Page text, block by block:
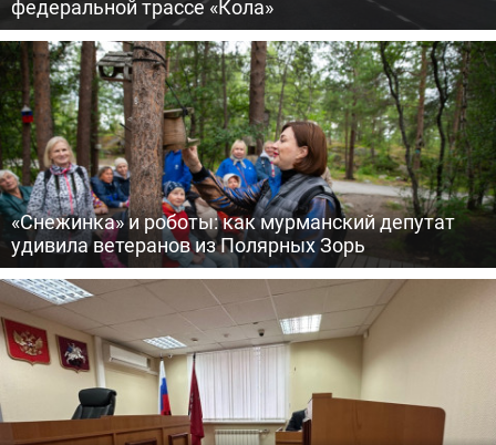
федеральной трассе «Кола»
«Снежинка» и роботы: как мурманский депутат
удивила ветеранов из Полярных Зорь